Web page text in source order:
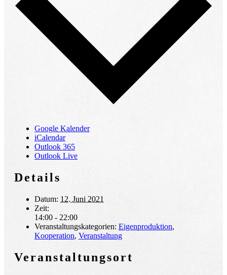
Google Kalender
iCalendar
Outlook 365
Outlook Live
Details
Datum: 12. Juni 2021
Zeit:
14:00 - 22:00
Veranstaltungskategorien: Eigenproduktion,
Kooperation, Veranstaltung
Veranstaltungsort